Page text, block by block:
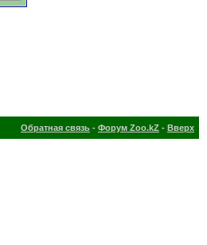
Обратная связь - Форум Zoo.kZ - Вверх